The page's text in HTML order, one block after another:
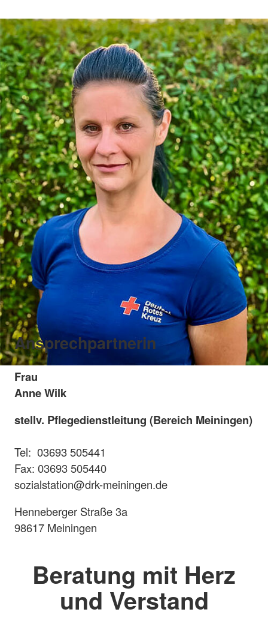
Ansprechpartnerin
Frau
Anne Wilk
stellv. Pflegedienstleitung (Bereich Meiningen)
Tel: 03693 505441
Fax: 03693 505440
sozialstation@drk-meiningen.de
Henneberger Straße 3a
98617 Meiningen
Beratung mit Herz
und Verstand